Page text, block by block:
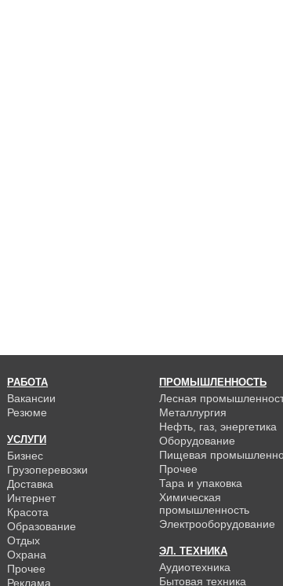
РАБОТА
Вакансии
Резюме
УСЛУГИ
Бизнес
Грузоперевозки
Доставка
Интернет
Красота
Образование
Отдых
Охрана
Прочее
Реклама
ПРОМЫШЛЕННОСТЬ
Лесная
Металлургия
Нефть, газ, энергетика
Оборудование
Пищевая
Прочее
Тара и упаковка
Химическая
промышленность
Электрооборудование
ЭЛ. ТЕХНИКА
Аудиотехника
Бытовая техника